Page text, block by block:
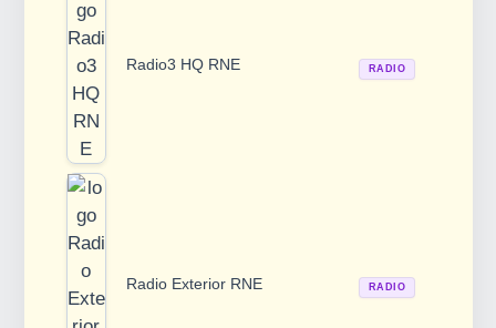
Radio3 HQ RNE RADIO
Radio Exterior RNE RADIO